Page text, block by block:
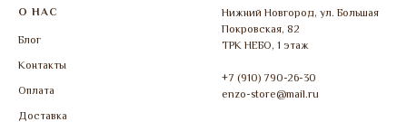
О НАС
Блог
Контакты
Оплата
Доставка
Нижний Новгород, ул. Большая
Покровская, 82
ТРК НЕБО, 1 этаж
+7 (910) 790-26-30
enzo-store@mail.ru